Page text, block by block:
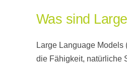
Was sind
Large Language
die Fähigkeit, natürliche